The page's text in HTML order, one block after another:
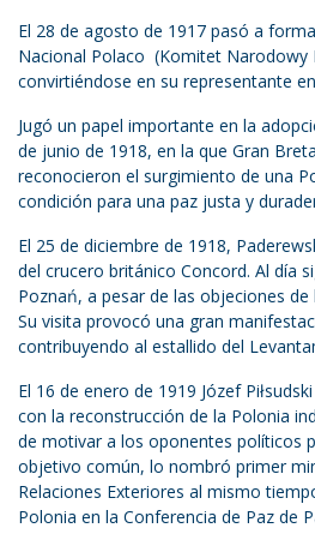
El 28 de agosto de 1917 pasó a
Nacional Polaco (Komitet Narodowy
convirtiéndose en su representante
Jugó un papel importante en la
de junio de 1918, en la que Gran
reconocieron el surgimiento de una
condición para una paz justa y
El 25 de diciembre de 1918,
del crucero británico Concord. Al día
Poznań, a pesar de las objeciones
Su visita provocó una gran
contribuyendo al estallido del
El 16 de enero de 1919 Józef
con la reconstrucción de la Polonia
de motivar a los oponentes políticos
objetivo común, lo nombró primer
Relaciones Exteriores al mismo
Polonia en la Conferencia de Paz de